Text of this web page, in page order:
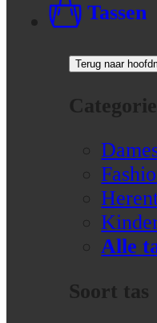
Tassen
Terug naar
Categorie
Alle
Soort tas